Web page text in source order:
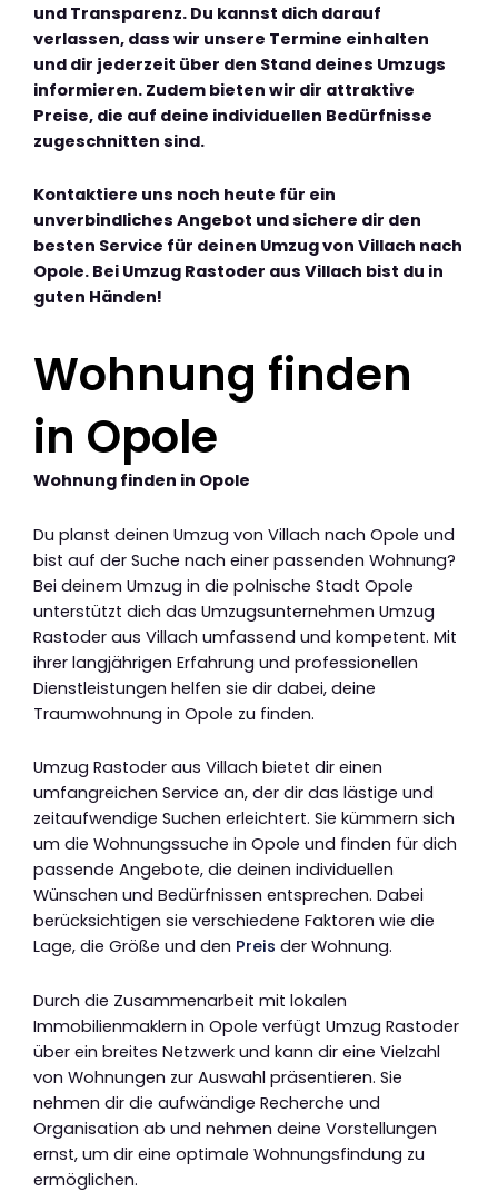
und Transparenz. Du kannst dich darauf
verlassen, dass wir unsere Termine einhalten
und dir jederzeit über den Stand deines Umzugs
informieren. Zudem bieten wir dir attraktive
Preise, die auf deine individuellen Bedürfnisse
zugeschnitten sind.
Kontaktiere uns noch heute für ein
unverbindliches Angebot und sichere dir den
besten Service für deinen Umzug von Villach nach
Opole. Bei Umzug Rastoder aus Villach bist du in
guten Händen!
Wohnung finden
in Opole
Wohnung finden in Opole
Du planst deinen Umzug von Villach nach Opole und
bist auf der Suche nach einer passenden Wohnung?
Bei deinem Umzug in die polnische Stadt Opole
unterstützt dich das Umzugsunternehmen Umzug
Rastoder aus Villach umfassend und kompetent. Mit
ihrer langjährigen Erfahrung und professionellen
Dienstleistungen helfen sie dir dabei, deine
Traumwohnung in Opole zu finden.
Umzug Rastoder aus Villach bietet dir einen
umfangreichen Service an, der dir das lästige und
zeitaufwendige Suchen erleichtert. Sie kümmern sich
um die Wohnungssuche in Opole und finden für dich
passende Angebote, die deinen individuellen
Wünschen und Bedürfnissen entsprechen. Dabei
berücksichtigen sie verschiedene Faktoren wie die
Lage, die Größe und den Preis der Wohnung.
Durch die Zusammenarbeit mit lokalen
Immobilienmaklern in Opole verfügt Umzug Rastoder
über ein breites Netzwerk und kann dir eine Vielzahl
von Wohnungen zur Auswahl präsentieren. Sie
nehmen dir die aufwändige Recherche und
Organisation ab und nehmen deine Vorstellungen
ernst, um dir eine optimale Wohnungsfindung zu
ermöglichen.